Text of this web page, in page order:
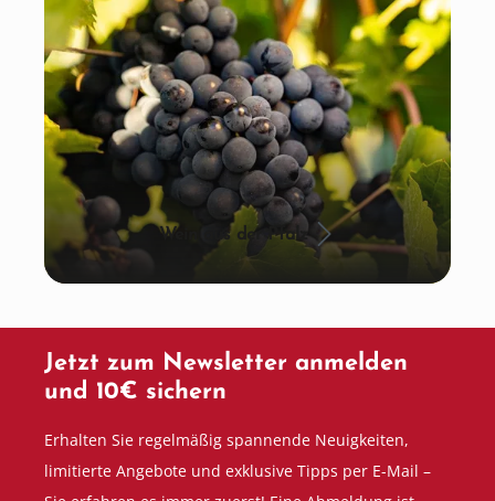
Wein aus der Pfalz
Jetzt zum Newsletter anmelden
und 10€ sichern
Erhalten Sie regelmäßig spannende Neuigkeiten,
limitierte Angebote und exklusive Tipps per E-Mail –